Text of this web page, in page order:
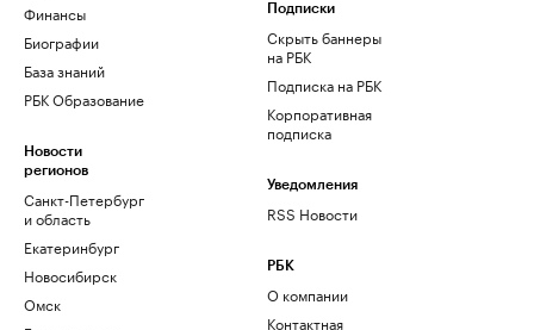
Финансы
Биографии
База знаний
РБК Образование
Новости
регионов
Санкт-Петербург
и область
Екатеринбург
Новосибирск
Омск
Подписки
Скрыть баннеры
на РБК
Подписка на РБК
Корпоративная
подписка
Уведомления
RSS Новости
РБК
О компании
Контактная